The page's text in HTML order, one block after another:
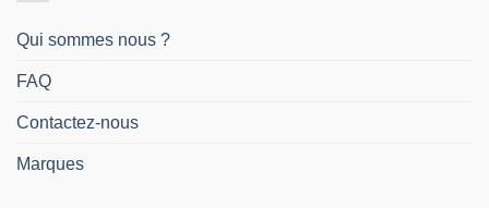
Qui sommes nous ?
FAQ
Contactez-nous
Marques